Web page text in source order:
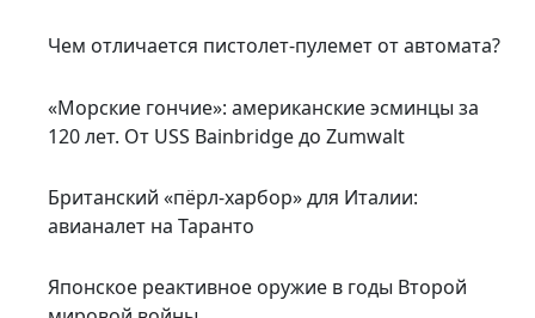
Чем отличается пистолет-пулемет от автомата?
«Морские гончие»: американские эсминцы за
120 лет. От USS Bainbridge до Zumwalt
Британский «пёрл-харбор» для Италии:
авианалет на Таранто
Японское реактивное оружие в годы Второй